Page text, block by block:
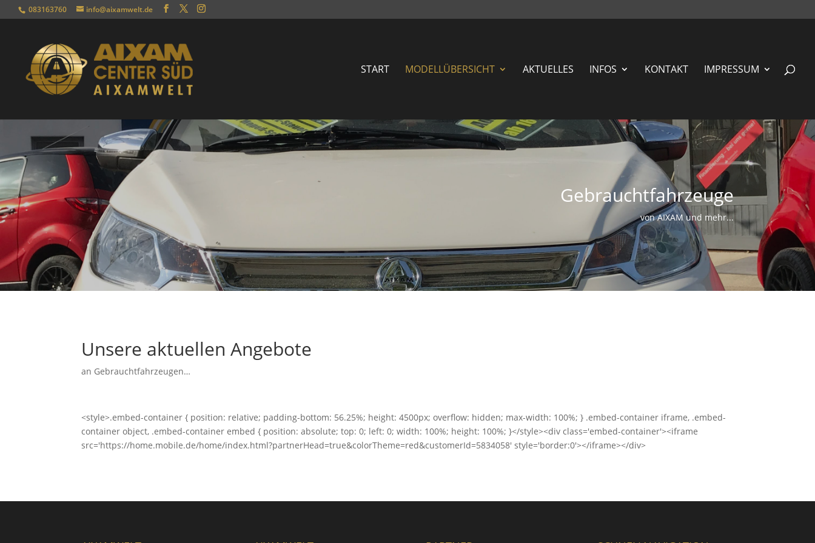
083163760 info@aixamwelt.de
START MODELLÜBERSICHT AKTUELLES INFOS KONTAKT IMPRESSUM
Gebrauchtfahrzeuge
von AIXAM und mehr...
Unsere aktuellen Angebote
an Gebrauchtfahrzeugen…
<style>.embed-container { position: relative; padding-bottom: 56.25%; height: 4500px; overflow: hidden; max-width: 100%; } .embed-container iframe, .embed-
container object, .embed-container embed { position: absolute; top: 0; left: 0; width: 100%; height: 100%; }</style><div class='embed-container'><iframe
src='https://home.mobile.de/home/index.html?partnerHead=true&colorTheme=red&customerId=5834058' style='border:0'></iframe></div>